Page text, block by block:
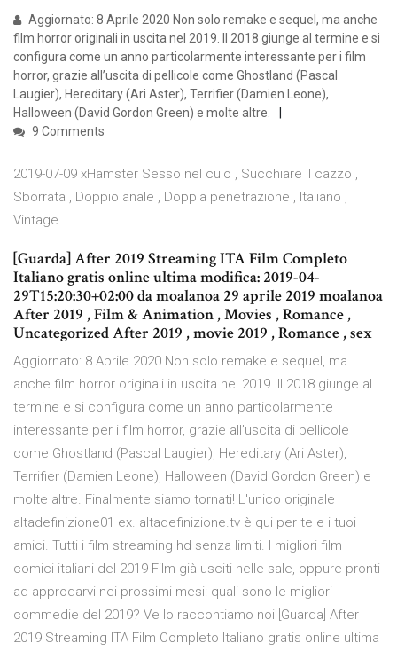
Aggiornato: 8 Aprile 2020 Non solo remake e sequel, ma anche
film horror originali in uscita nel 2019. Il 2018 giunge al termine e si
configura come un anno particolarmente interessante per i film
horror, grazie all’uscita di pellicole come Ghostland (Pascal
Laugier), Hereditary (Ari Aster), Terrifier (Damien Leone),
Halloween (David Gordon Green) e molte altre.
9 Comments
2019-07-09 xHamster Sesso nel culo , Succhiare il cazzo ,
Sborrata , Doppio anale , Doppia penetrazione , Italiano ,
Vintage
[Guarda] After 2019 Streaming ITA Film Completo
Italiano gratis online ultima modifica: 2019-04-
29T15:20:30+02:00 da moalanoa 29 aprile 2019 moalanoa
After 2019 , Film & Animation , Movies , Romance ,
Uncategorized After 2019 , movie 2019 , Romance , sex
Aggiornato: 8 Aprile 2020 Non solo remake e sequel, ma
anche film horror originali in uscita nel 2019. Il 2018 giunge al
termine e si configura come un anno particolarmente
interessante per i film horror, grazie all’uscita di pellicole
come Ghostland (Pascal Laugier), Hereditary (Ari Aster),
Terrifier (Damien Leone), Halloween (David Gordon Green) e
molte altre. Finalmente siamo tornati! L'unico originale
altadefinizione01 ex. altadefinizione.tv è qui per te e i tuoi
amici. Tutti i film streaming hd senza limiti. I migliori film
comici italiani del 2019 Film già usciti nelle sale, oppure pronti
ad approdarvi nei prossimi mesi: quali sono le migliori
commedie del 2019? Ve lo raccontiamo noi [Guarda] After
2019 Streaming ITA Film Completo Italiano gratis online ultima